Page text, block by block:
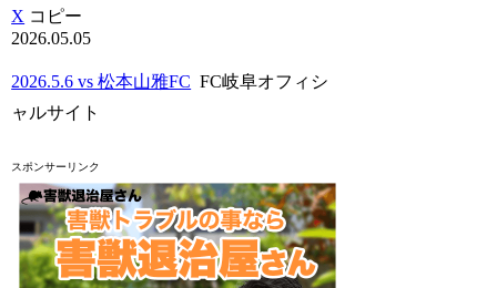
X コピー
2026.05.05
2026.5.6 vs 松本山雅FC FC岐阜オフィシ
ャルサイト
スポンサーリンク